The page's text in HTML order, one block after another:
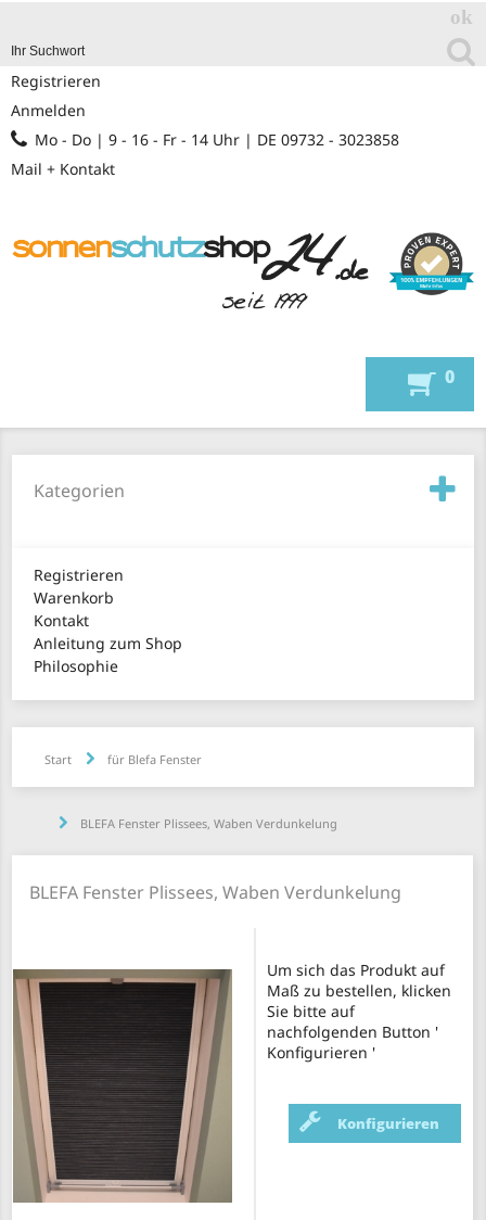
Registrieren
Anmelden
Mo - Do | 9 - 16 - Fr - 14 Uhr | DE 09732 - 3023858
Mail + Kontakt
0
Kategorien
Registrieren
Warenkorb
Kontakt
Anleitung zum Shop
Philosophie
Start für Blefa Fenster
BLEFA Fenster Plissees, Waben Verdunkelung
BLEFA Fenster Plissees, Waben Verdunkelung
Um sich das Produkt auf
Maß zu bestellen, klicken
Sie bitte auf
nachfolgenden Button '
Konfigurieren '
Konfigurieren